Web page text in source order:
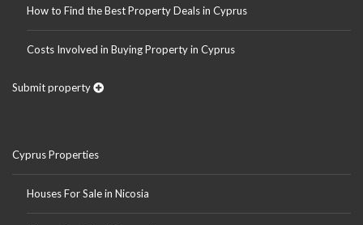
How to Find the Best Property Deals in Cyprus
Costs Involved in Buying Property in Cyprus
Submit property
Cyprus Properties
Houses For Sale in Nicosia